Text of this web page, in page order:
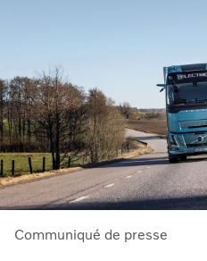
Communiqué de presse